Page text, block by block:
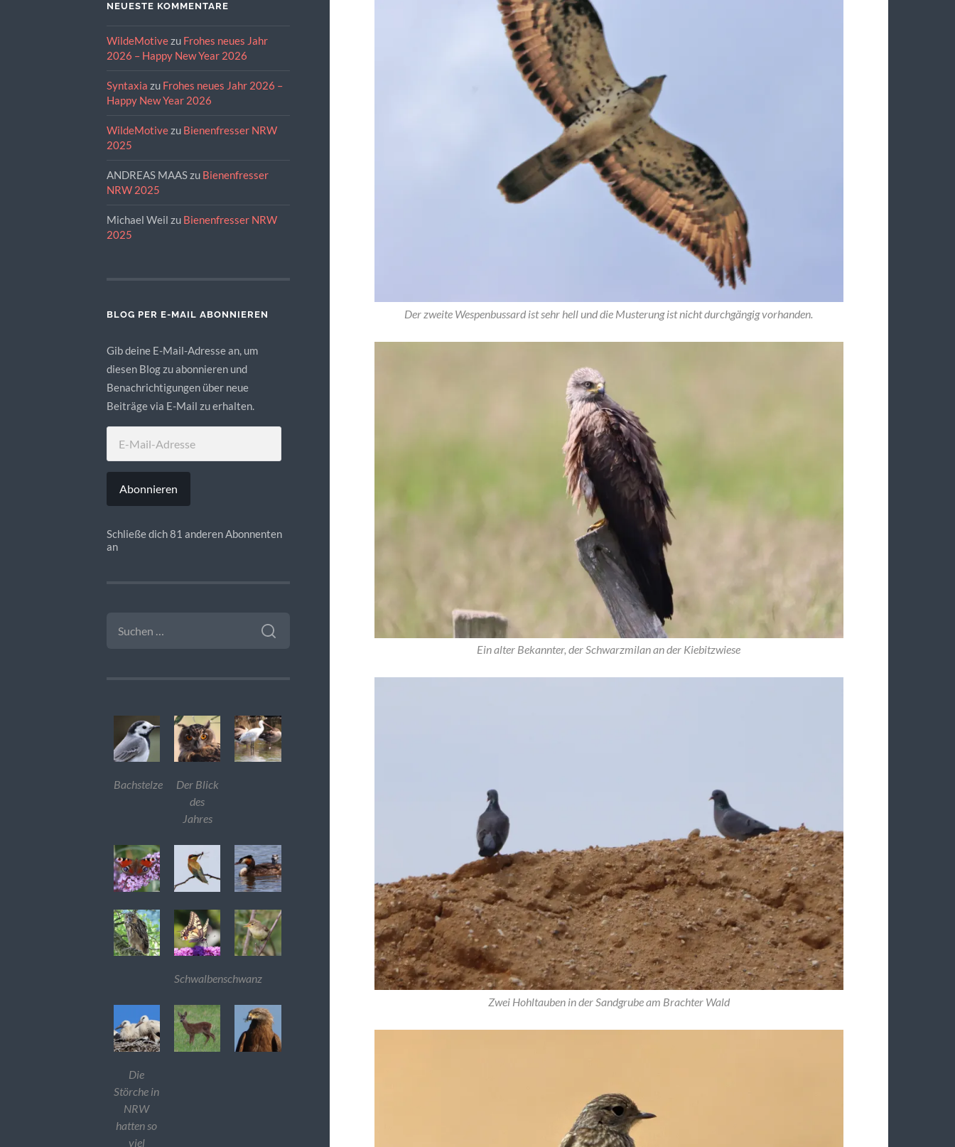
NEUESTE KOMMENTARE
WildeMotivezu Frohes neues Jahr
2026 – Happy New Year 2026
Syntaxia zu Frohes neues Jahr 2026 –
Happy New Year 2026
WildeMotivezu Bienenfresser NRW
2025
ANDREAS MAASzu Bienenfresser
NRW 2025
Michael Weil zu Bienenfresser NRW
2025
BLOG PER E-MAIL ABONNIEREN
Gib deine E-Mail-Adresse an, um
diesen Blog zu abonnieren und
Benachrichtigungen über neue
Beiträge via E-Mail zu erhalten.
MAIL-
ADRESSE
Abonnieren
Schließe dich 81 anderen Abonnenten
an
NACH:
Bachstelze
Der Blick
des
Jahres
Schwalbenschwanz
Die
Störche in
NRW
hatten so
viel
Der zweite Wespenbussard ist sehr hell und die Musterung ist nicht durchgängig vorhanden.
Ein alter Bekannter, der Schwarzmilan an der Kiebitzwiese
Zwei Hohltauben in der Sandgrube am Brachter Wald